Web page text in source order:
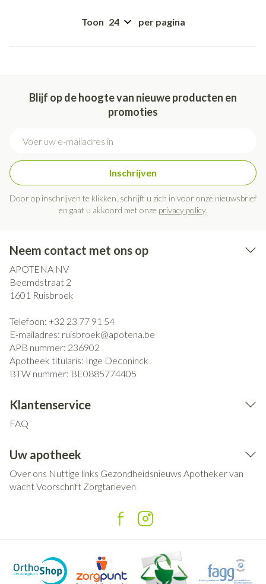
Toon per pagina
Blijf op de hoogte van nieuwe producten en
promoties
Inschrijven
Door op inschrijven te klikken, schrijft u zich in voor onze nieuwsbrief
en gaat u akkoord met onze privacy policy.
Neem contact met ons op
APOTENA NV
Beemdstraat 2
1601 Ruisbroek
Telefoon: +32 23 77 91 54
E-mailadres: ruisbroek@apotena.be
APB nummer: 236902
Apotheek titularis: Inge Deconinck
BTW nummer: BE0885774405
Klantenservice
FAQ
Uw apotheek
Over ons Nuttige links Gezondheidsnieuws Apotheker van
wachtVoorschrift Zorgtarieven